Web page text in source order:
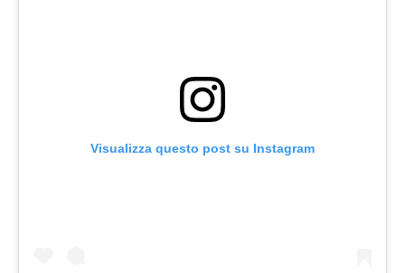
Visualizza questo post su Instagram